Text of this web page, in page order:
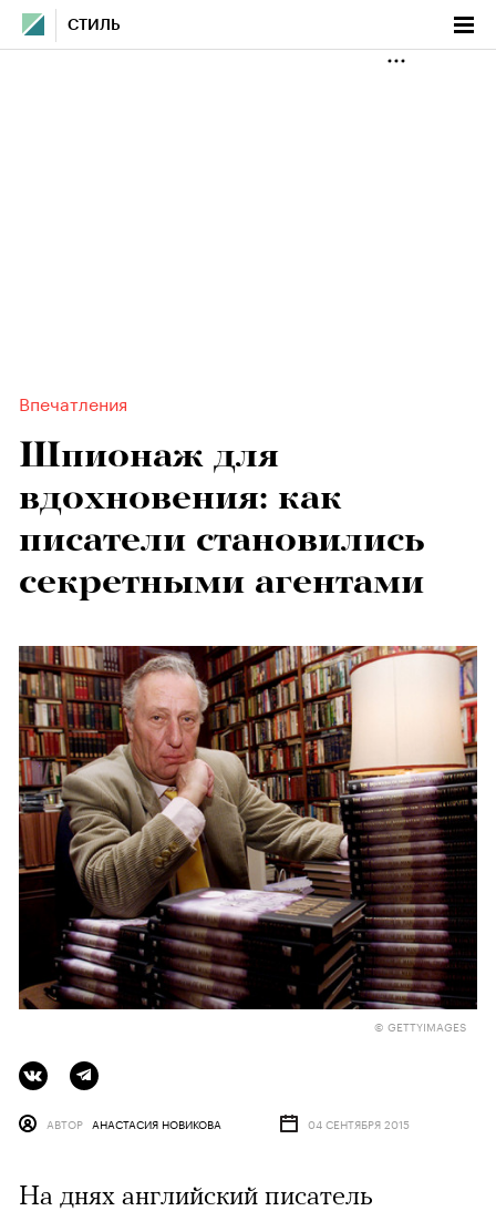
СТИЛЬ
Впечатления
Шпионаж для
вдохновения: как
писатели становились
секретными агентами
© GETTYIMAGES
АВТОР АНАСТАСИЯ НОВИКОВА 04 СЕНТЯБРЯ 2015
На днях английский писатель